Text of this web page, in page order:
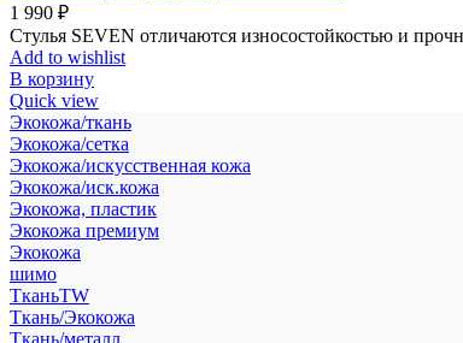
1 990 ₽
Стулья SEVEN отличаются износостойкостью и
Add to wishlist
В корзину
Quick view
Экокожа/ткань
Экокожа/сетка
Экокожа/искусственная кожа
Экокожа/иск.кожа
Экокожа, пластик
Экокожа премиум
Экокожа
шимо
ТканьTW
Ткань/Экокожа
Ткань/металл